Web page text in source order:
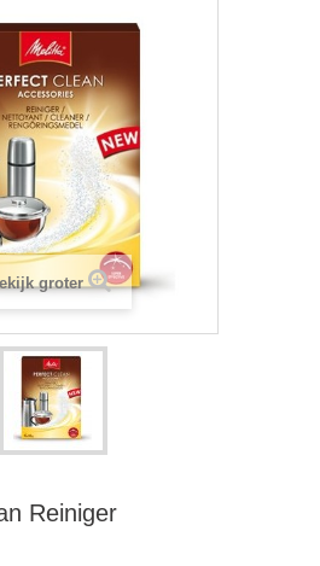
groter
Reiniger